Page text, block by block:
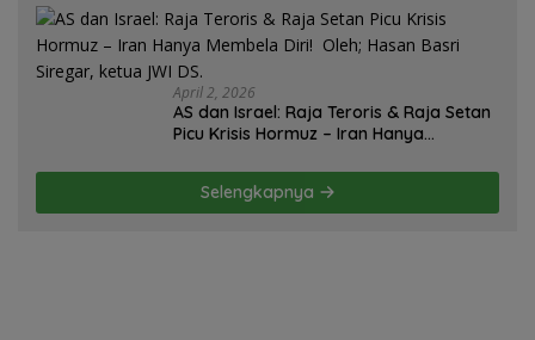
Basri Siregar.
April 2, 2026
AS dan Israel: Raja Teroris & Raja Setan
Picu Krisis Hormuz – Iran Hanya
ketua JWI DS.
Selengkapnya